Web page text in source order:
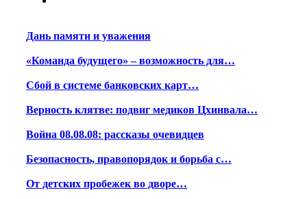
Дань памяти и уважения
«Команда будущего» – возможность для…
Сбой в системе банковских карт…
Верность клятве: подвиг медиков Цхинвала…
Война 08.08.08: рассказы очевидцев
Безопасность, правопорядок и борьба с…
От детских пробежек во дворе…